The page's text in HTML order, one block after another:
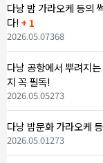
다낭 밤 가라오케 등의
다! + 1
2026.05.07368
다낭 공항에서 뿌려지
지 꼭 필독!
2026.05.05273
다낭 밤문화 가라오케
2026.05.01273